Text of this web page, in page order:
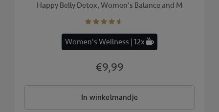
Happy Belly Detox, Women's Balance and M
Women's Wellness | 12x
€9,99
In winkelmandje